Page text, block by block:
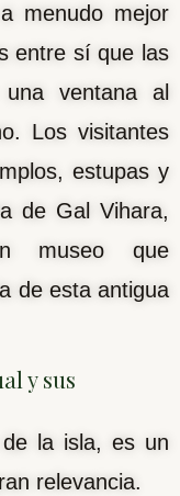
menudo mejor
entre sí que las
ventana al
Los visitantes
estupas y
de Gal Vihara,
museo que
de esta antigua
y sus
la isla, es un
relevancia.